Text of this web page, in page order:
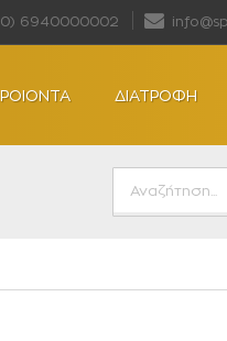
6940000002
ΔΙΑΤΡΟΦΗ